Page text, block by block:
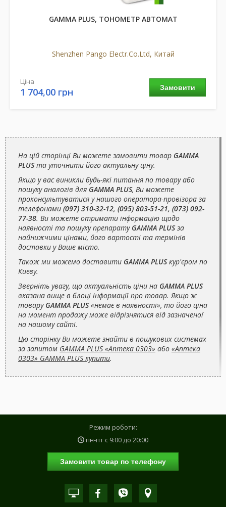
GAMMA PLUS, ТОНОМЕТР АВТОМАТ
Shenzhen Pango Electr.Co.Ltd, Китай
Замовити
Ціна
1 704,00 грн
На цій сторінці Ви можете замовити товар GAMMA
PLUSта уточнити його актуальну ціну.
Якщо у вас виникли будь-які питання по товару або
пошуку аналогів для GAMMA PLUS, Ви можете
проконсультуватися у нашого оператора-провізора за
телефонами (097) 310-32-12, (095) 803-51-21, (073) 092-
77-38. Ви можете отримати інформацію щодо
наявності та пошуку препарату GAMMA PLUSза
найнижчими цінами, його вартості та термінів
доставки у Ваше місто.
Також ми можемо доставити GAMMA PLUSкур'єром по
Києву.
Зверніть увагу, що актуальність ціни на GAMMA PLUS
вказана вище в блоці інформації про товар. Якщо ж
товару GAMMA PLUS«немає в наявності», то його ціна
на момент продажу може відрізнятися від зазначеної
на нашому сайті.
Цю сторінку Ви можете знайти в пошукових системах
за запитом GAMMA PLUS «Аптека 0303» або «Аптека
0303» GAMMA PLUS купити.
Режим роботи:
пн-пт с 9:00 до 20:00
Замовити товар по телефону